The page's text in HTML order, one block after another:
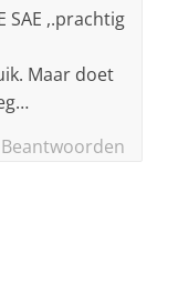
SAE ,.prachtig
Maar doet
Beantwoorden